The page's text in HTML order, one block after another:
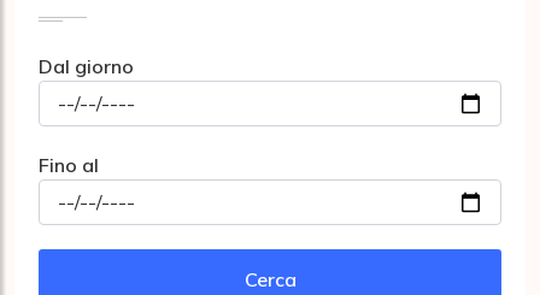
Dal giorno
Fino al
Cerca